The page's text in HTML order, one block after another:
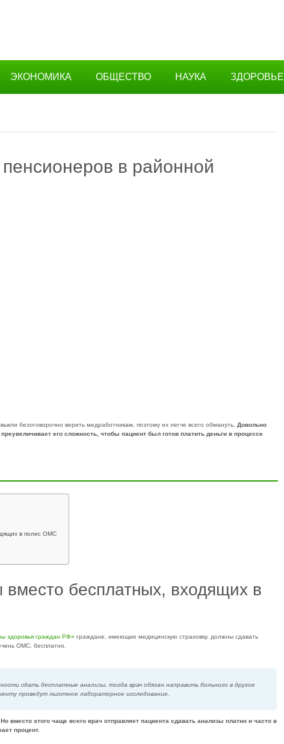
ЭКОНОМИКА ОБЩЕСТВО НАУКА ЗДОРОВЬЕ
в районной
безоговорочно верить медработникам, поэтому их легче всего обмануть. Довольно
его сложность, чтобы пациент был готов платить деньги в процессе
в полис ОМС
бесплатных, входящих в
здоровья граждан РФ» граждане, имеющие медицинскую страховку, должны сдавать
ОМС, бесплатно.
сдать бесплатные анализы, тогда врач обязан направить больного в другое
проведут льготное лабораторное исследование.
Но вместо этого чаще всего врач отправляет пациента сдавать анализы платно и часто в
процент.